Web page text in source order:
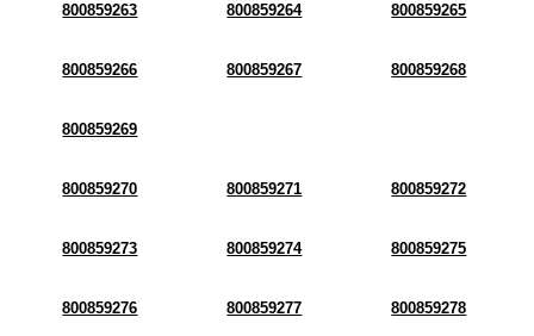
800859263 800859264 800859265
800859266 800859267 800859268
800859269
800859270 800859271 800859272
800859273 800859274 800859275
800859276 800859277 800859278